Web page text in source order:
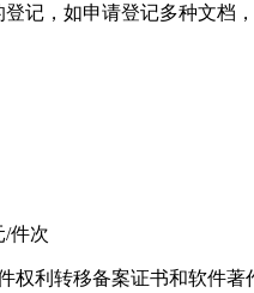
记，如申请登记多种文档
/件次
权利转移备案证书和软件著